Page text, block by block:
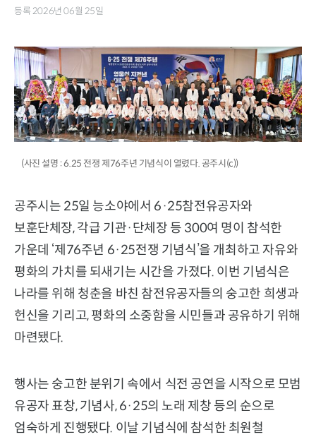
등록 2026년 06월 25일
(사진 설명 : 6.25 전쟁 제76주년 기념식이 열렸다. 공주시(c))
공주시는 25일 능소야에서 6·25참전유공자와
보훈단체장, 각급 기관·단체장 등 300여 명이 참석한
가운데 ‘제76주년 6·25전쟁 기념식’을 개최하고 자유와
평화의 가치를 되새기는 시간을 가졌다. 이번 기념식은
나라를 위해 청춘을 바친 참전유공자들의 숭고한 희생과
헌신을 기리고, 평화의 소중함을 시민들과 공유하기 위해
마련됐다.
행사는 숭고한 분위기 속에서 식전 공연을 시작으로 모범
유공자 표창, 기념사, 6·25의 노래 제창 등의 순으로
엄숙하게 진행됐다. 이날 기념식에 참석한 최원철